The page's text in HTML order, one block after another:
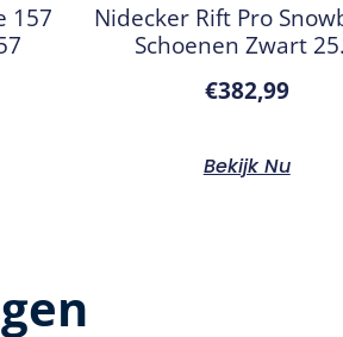
157
Nidecker Rift Pro
Schoenen Zwart
€382,99
Bekijk Nu